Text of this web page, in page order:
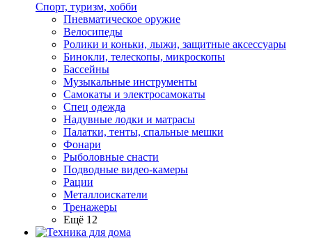
Спорт, туризм, хобби
Пневматическое оружие
Велосипеды
Ролики и коньки, лыжи, защитные аксессуары
Бинокли, телескопы, микроскопы
Бассейны
Музыкальные инструменты
Самокаты и электросамокаты
Спец одежда
Надувные лодки и матрасы
Палатки, тенты, спальные мешки
Фонари
Рыболовные снасти
Подводные видео-камеры
Рации
Металлоискатели
Тренажеры
Ещё 12